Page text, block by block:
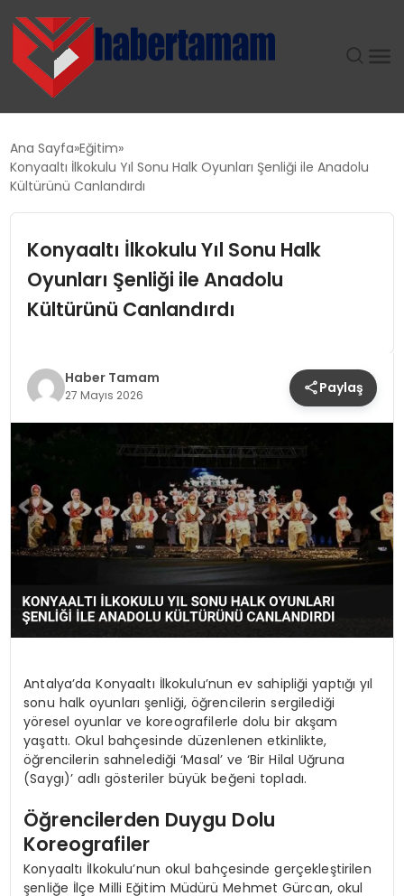
TEKNOLOJI
SAĞLIK
MAGAZIN
SIYASET
YAŞAM
Ana Sayfa Eğitim
Konyaaltı İlkokulu Yıl Sonu Halk Oyunları Şenliği ile Anadolu
Kültürünü Canlandırdı
Konyaaltı İlkokulu Yıl Sonu Halk
Oyunları Şenliği ile Anadolu
Kültürünü Canlandırdı
Haber Tamam
27 Mayıs 2026 Paylaş
Antalya’da Konyaaltı İlkokulu’nun ev sahipliği yaptığı yıl
sonu halk oyunları şenliği, öğrencilerin sergilediği
yöresel oyunlar ve koreografilerle dolu bir akşam
yaşattı. Okul bahçesinde düzenlenen etkinlikte,
öğrencilerin sahnelediği ‘Masal’ ve ‘Bir Hilal Uğruna
(Saygı)’ adlı gösteriler büyük beğeni topladı.
Öğrencilerden Duygu Dolu
Koreografiler
Konyaaltı İlkokulu’nun okul bahçesinde gerçekleştirilen
şenliğe İlçe Milli Eğitim Müdürü Mehmet Gürcan, okul